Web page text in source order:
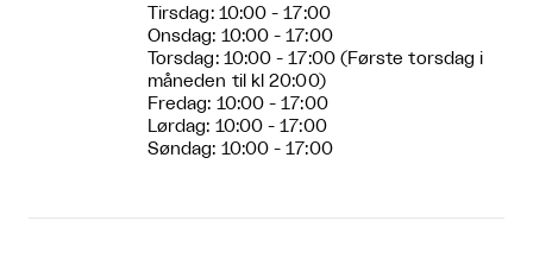
Tirsdag: 10:00 - 17:00
Onsdag: 10:00 - 17:00
Torsdag: 10:00 - 17:00 (Første torsdag i
måneden til kl 20:00)
Fredag: 10:00 - 17:00
Lørdag: 10:00 - 17:00
Søndag: 10:00 - 17:00